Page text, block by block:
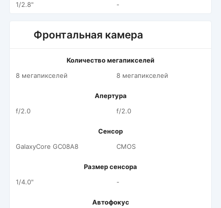
1/2.8"
-
Фронтальная камера
Количество мегапикселей
8 мегапикселей
8 мегапикселей
Апертура
f/2.0
f/2.0
Сенсор
GalaxyCore GC08A8
CMOS
Размер сенсора
1/4.0"
-
Автофокус